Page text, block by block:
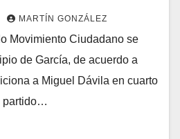
MARTÍN GONZÁLEZ
Movimiento Ciudadano se
de García, de acuerdo a
a Miguel Dávila en cuarto
partido…